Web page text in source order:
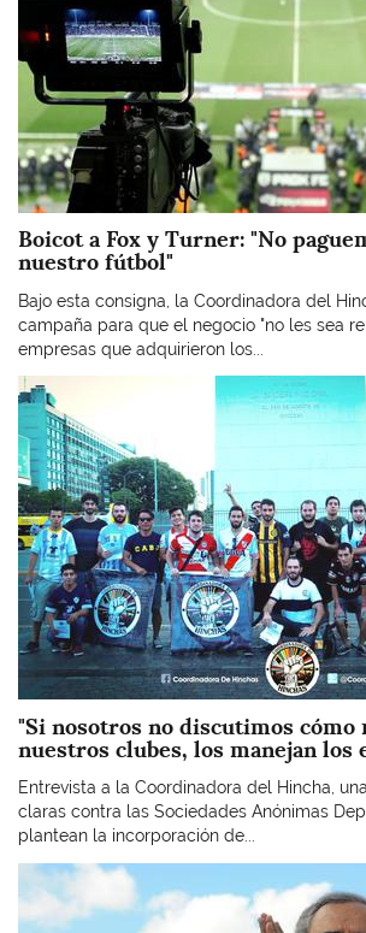
Boicot a Fox y Turner: "No
nuestro fútbol"
Bajo esta consigna, la Coordinadora del
campaña para que el negocio "no les sea
empresas que adquirieron los...
Imagen
"Si nosotros no discutimos cómo
nuestros clubes, los manejan los
Entrevista a la Coordinadora del Hincha,
claras contra las Sociedades Anónimas
plantean la incorporación de...
Imagen